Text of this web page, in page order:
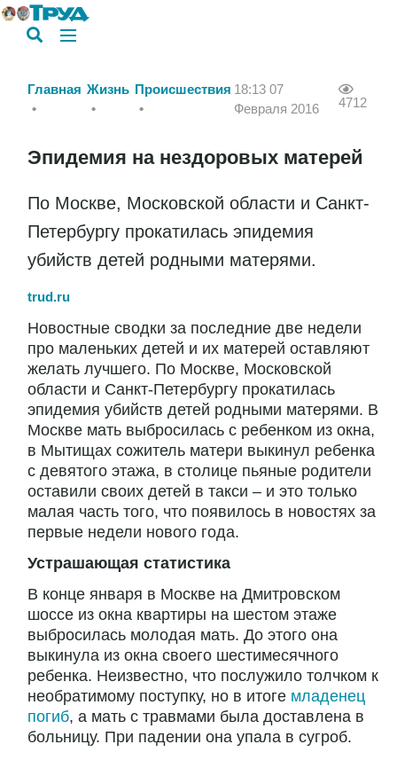
Главная Жизнь Происшествия 18:13 07
Февраля 2016
4712
Эпидемия на нездоровых матерей
По Москве, Московской области и Санкт-
Петербургу прокатилась эпидемия
убийств детей родными матерями.
trud.ru
Новостные сводки за последние две недели
про маленьких детей и их матерей оставляют
желать лучшего. По Москве, Московской
области и Санкт-Петербургу прокатилась
эпидемия убийств детей родными матерями. В
Москве мать выбросилась с ребенком из окна,
в Мытищах сожитель матери выкинул ребенка
с девятого этажа, в столице пьяные родители
оставили своих детей в такси – и это только
малая часть того, что появилось в новостях за
первые недели нового года.
Устрашающая статистика
В конце января в Москве на Дмитровском
шоссе из окна квартиры на шестом этаже
выбросилась молодая мать. До этого она
выкинула из окна своего шестимесячного
ребенка. Неизвестно, что послужило толчком к
необратимому поступку, но в итоге младенец
погиб, а мать с травмами была доставлена в
больницу. При падении она упала в сугроб.